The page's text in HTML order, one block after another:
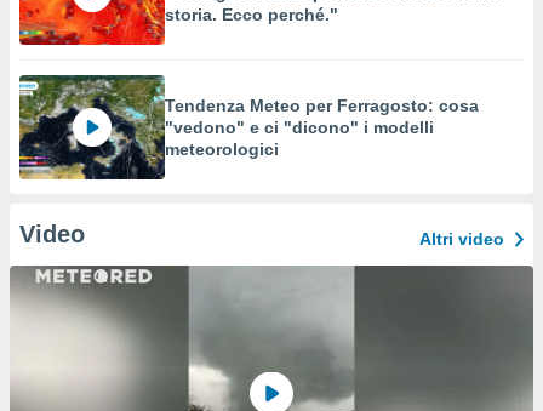
storia. Ecco perché."
Tendenza Meteo per Ferragosto: cosa
"vedono" e ci "dicono" i modelli
meteorologici
Video Altri video